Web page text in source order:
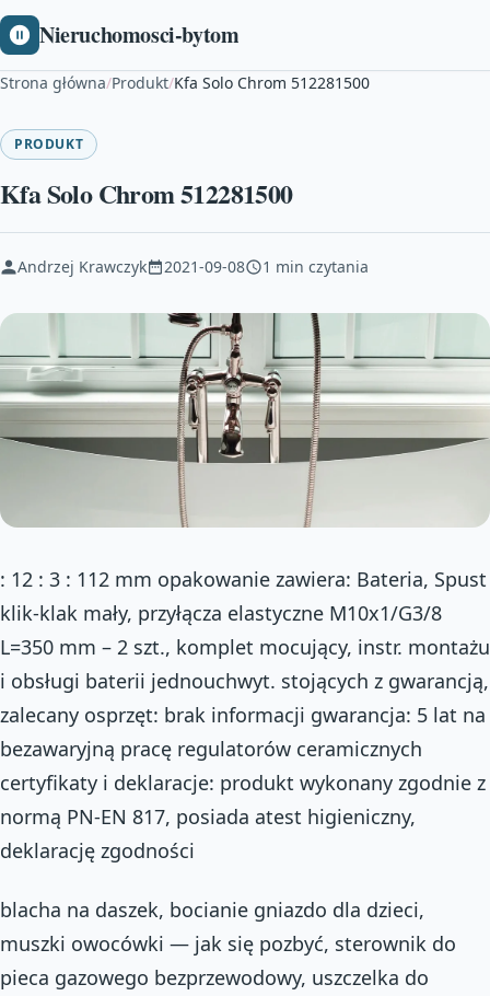
Nieruchomosci-bytom
Strona główna/Produkt/Kfa Solo Chrom 512281500
PRODUKT
Kfa Solo Chrom 512281500
Andrzej Krawczyk 2021-09-08 1 min czytania
: 12 : 3 : 112 mm opakowanie zawiera: Bateria, Spust
klik-klak mały, przyłącza elastyczne M10x1/G3/8
L=350 mm – 2 szt., komplet mocujący, instr. montażu
i obsługi baterii jednouchwyt. stojących z gwarancją,
zalecany osprzęt: brak informacji gwarancja: 5 lat na
bezawaryjną pracę regulatorów ceramicznych
certyfikaty i deklaracje: produkt wykonany zgodnie z
normą PN-EN 817, posiada atest higieniczny,
deklarację zgodności
blacha na daszek, bocianie gniazdo dla dzieci,
muszki owocówki — jak się pozbyć, sterownik do
pieca gazowego bezprzewodowy, uszczelka do